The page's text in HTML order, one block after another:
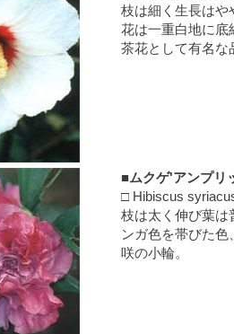
枝は細く生長はや
花は一重白地に底
茶花として有名な
■ムクゲ'アンプリ
□ Hibiscus
枝は太く伸び葉は
ンガ色を帯びた
咲の小輪。